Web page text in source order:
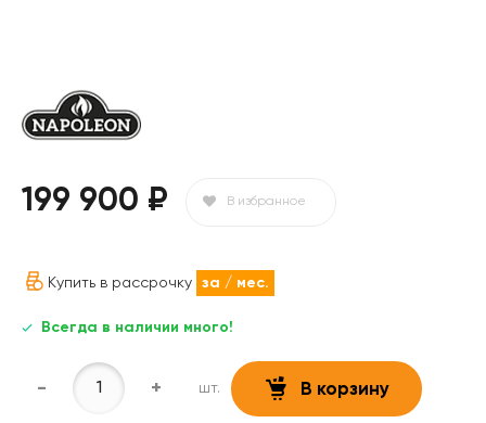
199 900 ₽ В избранное
Купить в рассрочку за / мес.
Всегда в наличии много!
- + шт. В корзину